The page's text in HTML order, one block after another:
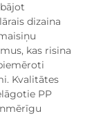
dizaina
kas risina
Kvalitātes
PP